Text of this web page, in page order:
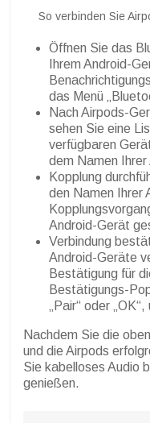
So verbinden Sie
Öffnen Sie das
Ihrem Android-
das Menü
Nach Airpods-
sehen Sie eine
verfügbaren
dem Namen Ihrer
Kopplung
den Namen Ihrer
Android-Gerät
Verbindung
Android-Geräte
Bestätigung für
Bestätigungs-
„Pair“ oder
Nachdem Sie die
und die Airpods
Sie kabelloses Audio
genießen.